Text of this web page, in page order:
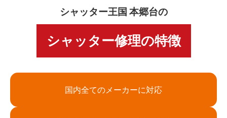
シャッター王国 本郷台の
シャッター修理の特徴
国内全てのメーカーに対応